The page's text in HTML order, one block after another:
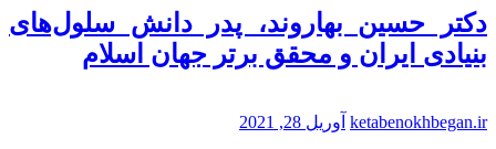
دکتر حسین بهاروند، پدر دانش سلول‌های
بنیادی ایران و محقق برتر جهان اسلام
ketabenokhbegan.ir آوریل 28, 2021